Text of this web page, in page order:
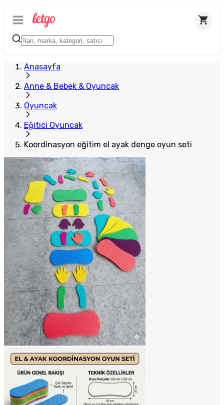
Anasayfa
Anne & Bebek & Oyuncak
Oyuncak
Eğitici Oyuncak
Koordinasyon eğitim el ayak denge oyun seti
Plus Satıcı